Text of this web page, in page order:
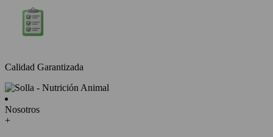
Calidad Garantizada
Nosotros
+